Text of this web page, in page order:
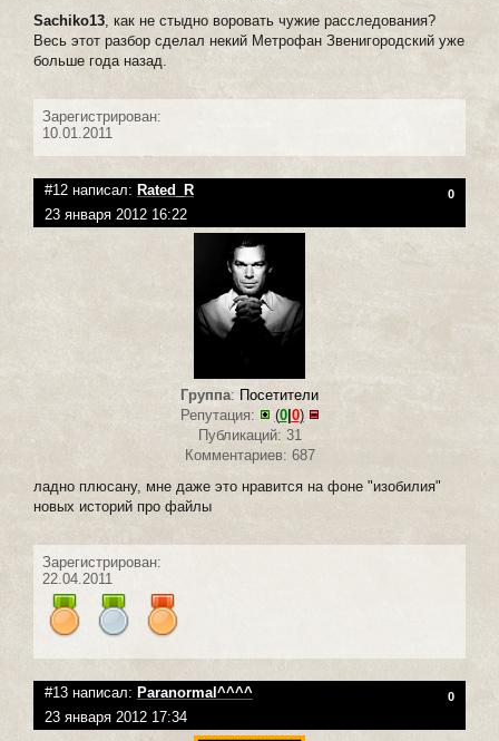
Sachiko13, как не стыдно воровать чужие расследования?
Весь этот разбор сделал некий Метрофан Звенигородский уже
больше года назад.
Зарегистрирован:
10.01.2011
#12 написал: Rated_R 0
23 января 2012 16:22
Группа: Посетители
Репутация:
(0| 0)
Публикаций: 31
Комментариев: 687
ладно плюсану, мне даже это нравится на фоне "изобилия"
новых историй про файлы
Зарегистрирован:
22.04.2011
#13 написал: Paranormal^^^^ 0
23 января 2012 17:34